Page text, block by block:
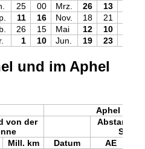
25 00 Mrz. 26 13
11 16 Nov. 18 21
26 15 Mai 12 10
1 10 Jun. 19 23
und im Aphel
Aphel
von der
Abstand
Sonne
Mill. km Datum AE